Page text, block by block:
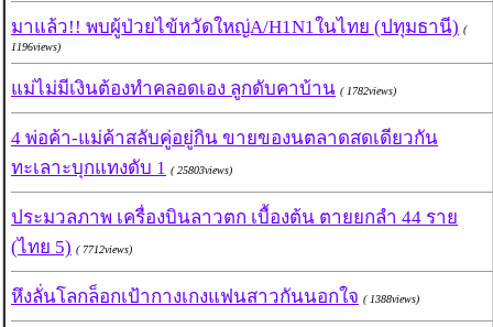
มาแล้ว!! พบผู้ป่วยไข้หวัดใหญ่A/H1N1ในไทย (ปทุมธานี) (
1196views)
แม่ไม่มีเงินต้องทำคลอดเอง ลูกดับคาบ้าน ( 1782views)
4 พ่อค้า-แม่ค้าสลับคู่อยู่กิน ขายของนตลาดสดเดียวกัน
ทะเลาะบุกแทงดับ 1 ( 25803views)
ประมวลภาพ เครื่องบินลาวตก เบื้องต้น ตายยกลำ 44 ราย
(ไทย 5) ( 7712views)
หึงลั่นโลกล็อกเป้ากางเกงแฟนสาวกันนอกใจ ( 1388views)